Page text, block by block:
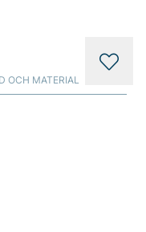
OCH MATERIAL